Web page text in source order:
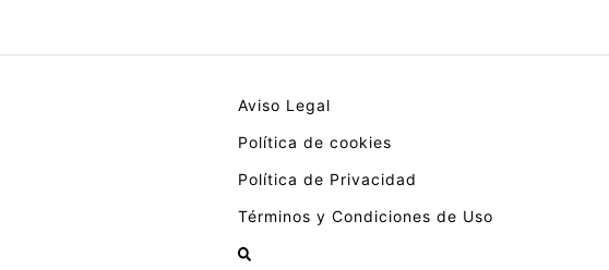
Aviso Legal
Política de cookies
Política de Privacidad
Términos y Condiciones de Uso